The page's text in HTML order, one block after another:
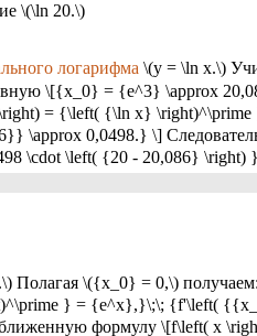
\(\ln 20.\)
логарифма \(y = \ln x.\)
\[{x_0} = {e^3} \approx
= {\left( {\ln x}
\approx 0,0498.} \]
\cdot \left( {20 - 20,086} \right)
Полагая \({x_0} = 0,\)
} = {e^x},}\;\; {f'\left(
формулу \[f\left( x